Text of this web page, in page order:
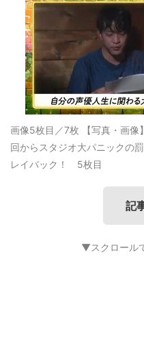
画像5枚目／7枚 【写真・画
回からスタジオ大パニックの
レイバック！ 5枚目
記
▼スクロール